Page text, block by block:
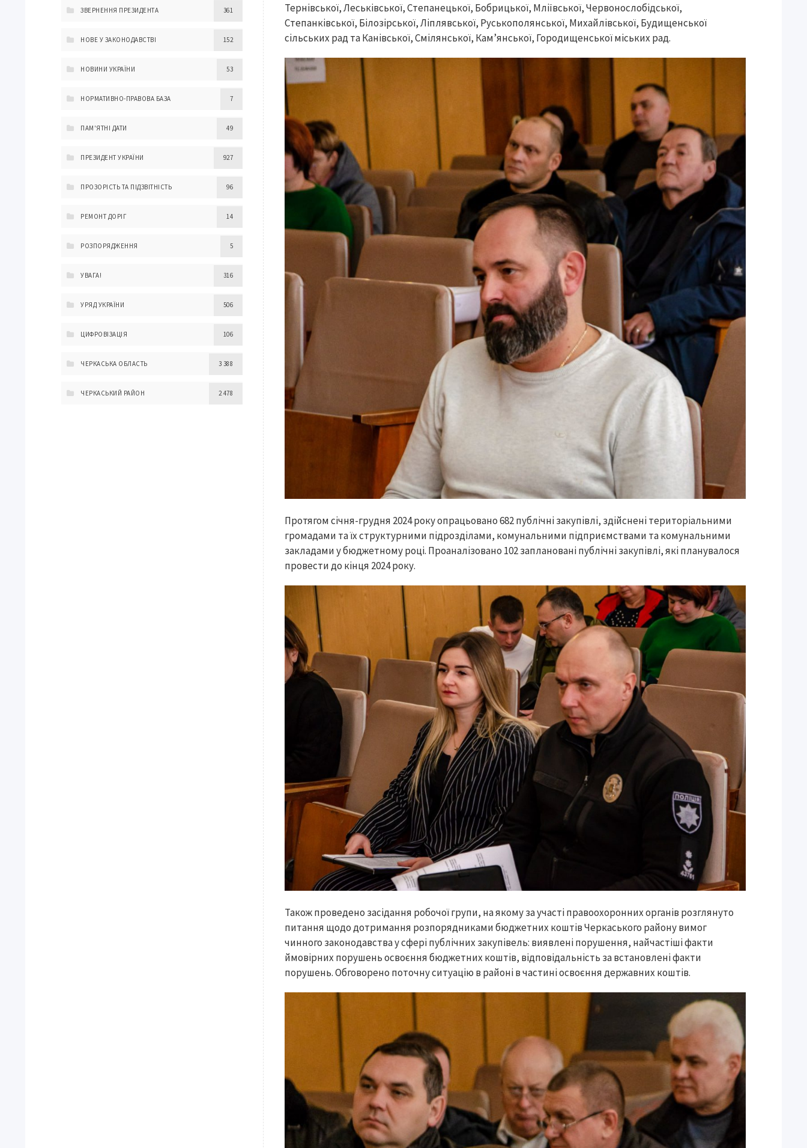
Тернівської, Леськівської, Степанецької, Бобрицької, Мліївської, Червонослобідської,
Степанківської, Білозірської, Ліплявської, Руськополянської, Михайлівської, Будищенської
сільських рад та Канівської, Смілянської, Кам’янської, Городищенської міських рад.
Протягом січня-грудня 2024 року опрацьовано 682 публічні закупівлі, здійснені територіальними
громадами та їх структурними підрозділами, комунальними підприємствами та комунальними
закладами у бюджетному році. Проаналізовано 102 заплановані публічні закупівлі, які планувалося
провести до кінця 2024 року.
Також проведено засідання робочої групи, на якому за участі правоохоронних органів розглянуто
питання щодо дотримання розпорядниками бюджетних коштів Черкаського району вимог
чинного законодавства у сфері публічних закупівель: виявлені порушення, найчастіші факти
ймовірних порушень освоєння бюджетних коштів, відповідальність за встановлені факти
порушень. Обговорено поточну ситуацію в районі в частині освоєння державних коштів.
ЗВЕРНЕННЯ ПРЕЗИДЕНТА 361
НОВЕ У ЗАКОНОДАВСТВІ 152
НОВИНИ УКРАЇНИ 53
НОРМАТИВНО-ПРАВОВА БАЗА 7
ПАМ'ЯТНІ ДАТИ 49
ПРЕЗИДЕНТ УКРАЇНИ 927
ПРОЗОРІСТЬ ТА ПІДЗВІТНІСТЬ 96
РЕМОНТ ДОРІГ 14
РОЗПОРЯДЖЕННЯ 5
УВАГА! 316
УРЯД УКРАЇНИ 506
ЦИФРОВІЗАЦІЯ 106
ЧЕРКАСЬКА ОБЛАСТЬ 3 388
ЧЕРКАСЬКИЙ РАЙОН 2 478